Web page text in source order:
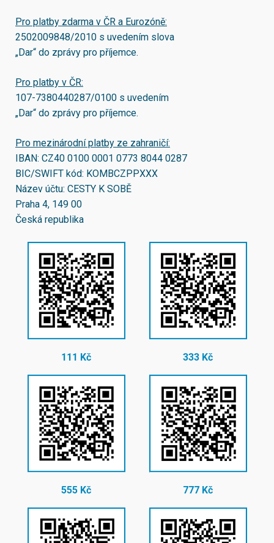
Pro platby zdarma v ČR a Eurozóně:
2502009848/2010 s uvedením slova
„Dar“ do zprávy pro příjemce.
Pro platby v ČR:
107-7380440287/0100 s uvedením
„Dar“ do zprávy pro příjemce.
Pro mezinárodní platby ze zahraničí:
IBAN: CZ40 0100 0001 0773 8044 0287
BIC/SWIFT kód: KOMBCZPPXXX
Název účtu: CESTY K SOBĚ
Praha 4, 149 00
Česká republika
111 Kč 333 Kč
555 Kč 777 Kč